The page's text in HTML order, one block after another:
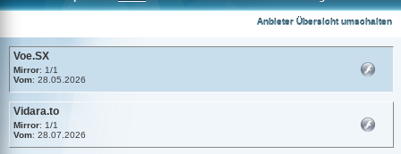
Anbieter Übersicht umschalten
Voe.SX
Mirror: 1/1
Vom: 28.05.2026
Vidara.to
Mirror: 1/1
Vom: 28.07.2026